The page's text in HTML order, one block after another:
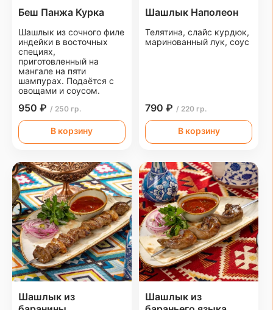
Беш Панжа Курка
Шашлык из сочного филе
индейки в восточных
специях,
приготовленный на
мангале на пяти
шампурах. Подаётся с
овощами и соусом.
950 ₽ / 250 гр.
В корзину
Шашлык Наполеон
Телятина, слайс курдюк,
маринованный лук, соус
790 ₽ / 220 гр.
В корзину
Шашлык из
Шашлык из